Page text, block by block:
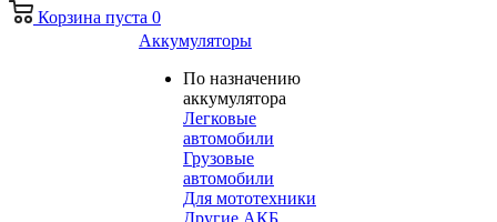
Корзина пуста 0
Аккумуляторы
По назначению
аккумулятора
Легковые
автомобили
Грузовые
автомобили
Для мототехники
Другие АКБ